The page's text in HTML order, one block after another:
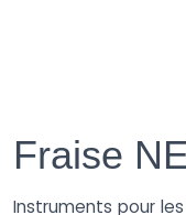
Fraise
Instruments pour